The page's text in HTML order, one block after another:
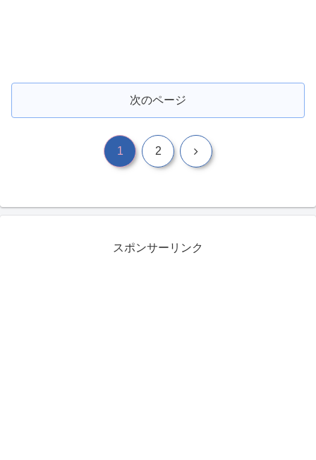
次のページ
1 2 次
スポンサーリンク